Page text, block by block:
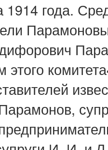
1914 года.
этого